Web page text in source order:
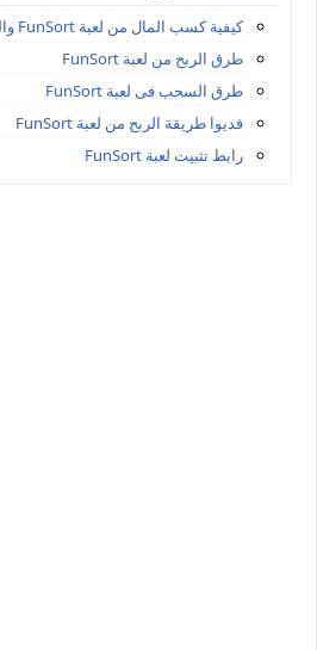
كيفية كسب المال من لعبة FunSort والسحب فودافون كاش
طرق الربح من لعبة FunSort
طرق السحب فى لعبة FunSort
فديوا طريقة الربح من لعبة FunSort
رابط تثبيت لعبة FunSort